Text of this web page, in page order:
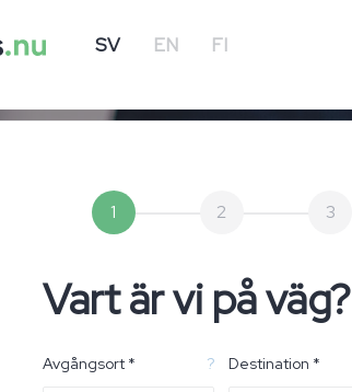
SV EN FI
1 2 3
Vart är vi på väg?
Avgångsort * ? Destination *